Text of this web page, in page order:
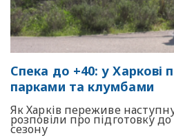
Спека до +40: у Харкові
парками та клумбами
Як Харків переживе
розповіли про підготовку
сезону